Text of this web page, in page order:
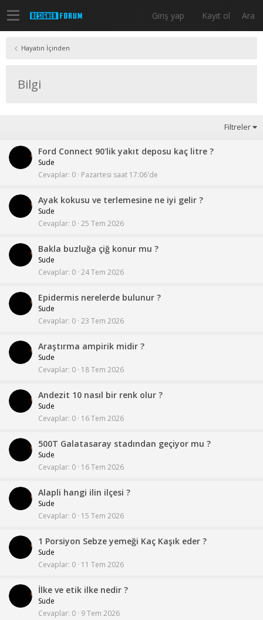
Giriş yap Kayıt ol Ara
Hayatın İçinden
Bilgi
Filtreler
Ford Connect 90'lik yakıt deposu kaç litre ?
Sude
Cevaplar 0 Pazartesi saat 17:06'de
Ayak kokusu ve terlemesine ne iyi gelir ?
Sude
Cevaplar 0 25 Tem 2026
Bakla buzluğa çiğ konur mu ?
Sude
Cevaplar 0 24 Tem 2026
Epidermis nerelerde bulunur ?
Sude
Cevaplar 0 23 Tem 2026
Araştırma ampirik midir ?
Sude
Cevaplar 0 18 Tem 2026
Andezit 10 nasıl bir renk olur ?
Sude
Cevaplar 0 16 Tem 2026
500T Galatasaray stadından geçiyor mu ?
Sude
Cevaplar 0 16 Tem 2026
Alapli hangi ilin ilçesi ?
Sude
Cevaplar 0 15 Tem 2026
1 Porsiyon Sebze yemeği Kaç Kaşık eder ?
Sude
Cevaplar 0 11 Tem 2026
İlke ve etik ilke nedir ?
Sude
Cevaplar 0 9 Tem 2026